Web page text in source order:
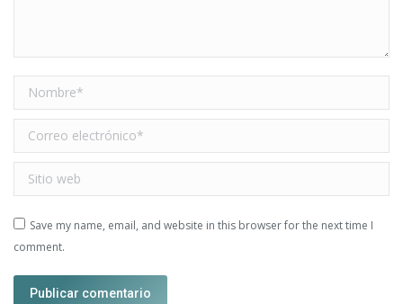
Nombre *
Correo electrónico *
Sitio web
Save my name, email, and website in this browser for the next time I
comment.
Publicar comentario